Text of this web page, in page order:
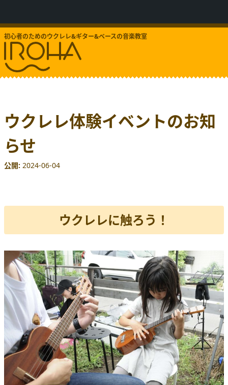
初心者のためのウクレレ&ギター&ベースの音楽教室
ウクレレ体験イベントのお知
らせ
公開 2024-06-04
ウクレレに触ろう！